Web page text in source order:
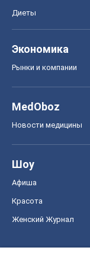
Диеты
Экономика
Рынки и компании
MedOboz
Новости медицины
Шоу
Афиша
Красота
Женский Журнал